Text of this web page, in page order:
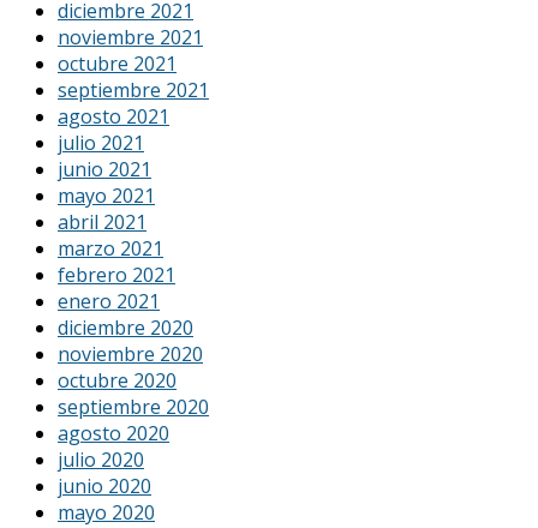
diciembre 2021
noviembre 2021
octubre 2021
septiembre 2021
agosto 2021
julio 2021
junio 2021
mayo 2021
abril 2021
marzo 2021
febrero 2021
enero 2021
diciembre 2020
noviembre 2020
octubre 2020
septiembre 2020
agosto 2020
julio 2020
junio 2020
mayo 2020